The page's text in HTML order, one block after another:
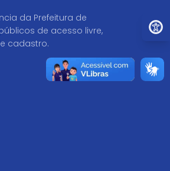
da Prefeitura de
de acesso livre,
cadastro.
Ir